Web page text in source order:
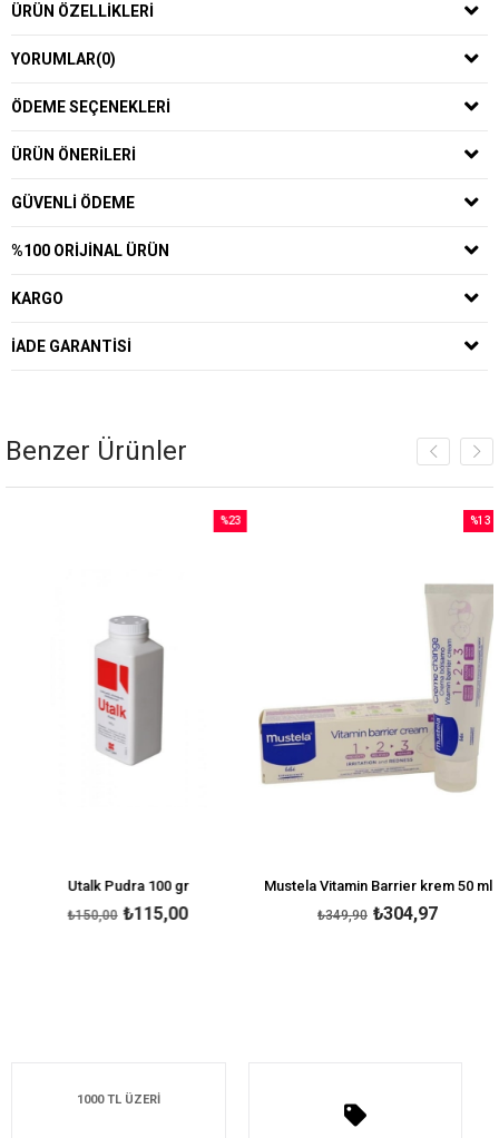
ÜRÜN ÖZELLIKLERI
YORUMLAR(0)
ÖDEME SEÇENEKLERI
ÜRÜN ÖNERILERI
GÜVENLI ÖDEME
%100 ORIJINAL ÜRÜN
KARGO
İADE GARANTISI
Benzer Ürünler
Utalk Pudra 100 gr
₺115,00
₺150,00
%23
Mustela Vitamin Barrier krem 50 ml
₺304,97
₺349,90
%13
1000 TL ÜZERİ